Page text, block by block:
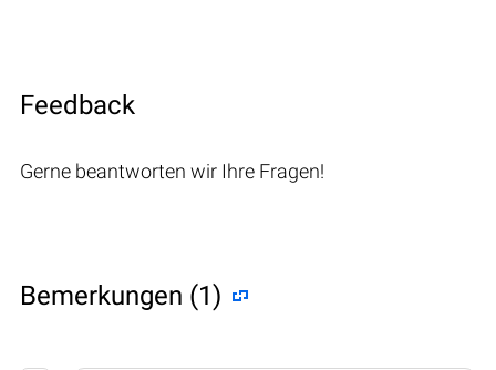
Feedback
Gerne beantworten wir Ihre Fragen!
Bemerkungen (1)